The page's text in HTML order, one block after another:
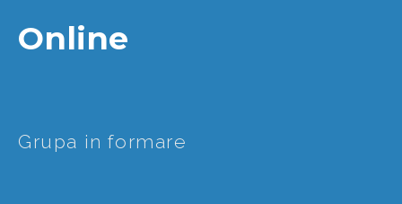
Online
Grupa in formare